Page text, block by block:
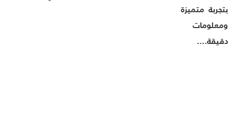
بتجربة متميزة
ومعلومات
دقيقة....